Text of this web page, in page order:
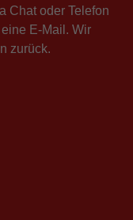
Chat oder Telefon
E-Mail. Wir
zurück.